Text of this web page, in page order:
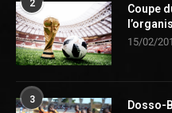
2
Coupe
15/02/
3
Dosso-